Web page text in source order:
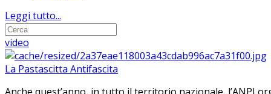
Leggi tutto...
video
La Pastascitta Antifascita